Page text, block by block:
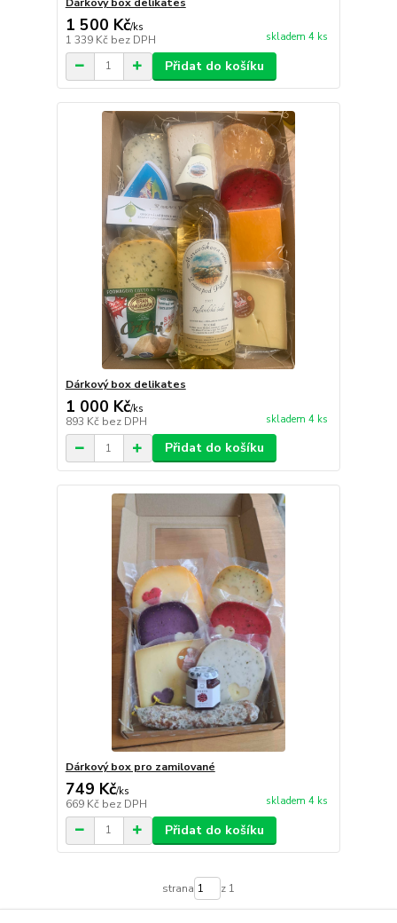
1 500 Kč/ks
1 339 Kč bez DPH skladem 4 ks
Přidat do košíku
Dárkový box delikates
1 000 Kč/ks
893 Kč bez DPH skladem 4 ks
Přidat do košíku
Dárkový box pro zamilované
749 Kč/ks
669 Kč bez DPH skladem 4 ks
Přidat do košíku
strana z 1